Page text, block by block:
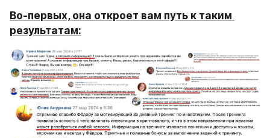
Во-первых, она откроет вам путь к таким
результатам: